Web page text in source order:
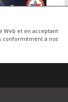
Web et en acceptant
conformément à nos